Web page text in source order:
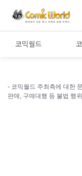
코믹월드
- 코믹월드 주최측에 대한
판매, 구매대행 등 불법 행